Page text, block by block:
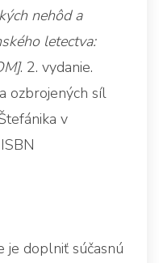
nehôd a
letectva:
. 2. vydanie.
ozbrojených síl
v
je doplniť súčasnú